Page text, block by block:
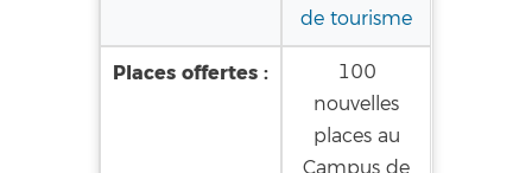
de tourisme
Places offertes :
100
nouvelles
places au
Campus de